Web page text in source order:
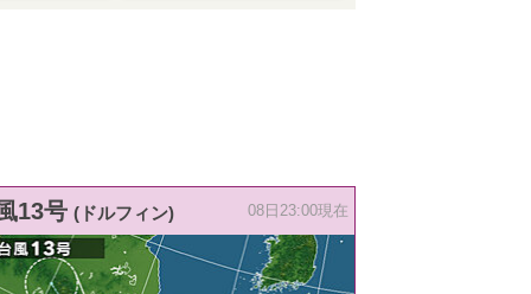
13号 (ドルフィン) 08日23:00現在